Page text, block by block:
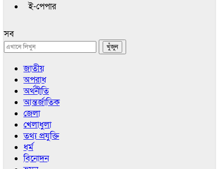
ই-পেপার
সব
জাতীয়
অপরাধ
অর্থনীতি
আন্তর্জাতিক
জেলা
খেলাধুলা
তথ্য প্রযুক্তি
ধর্ম
বিনোদন